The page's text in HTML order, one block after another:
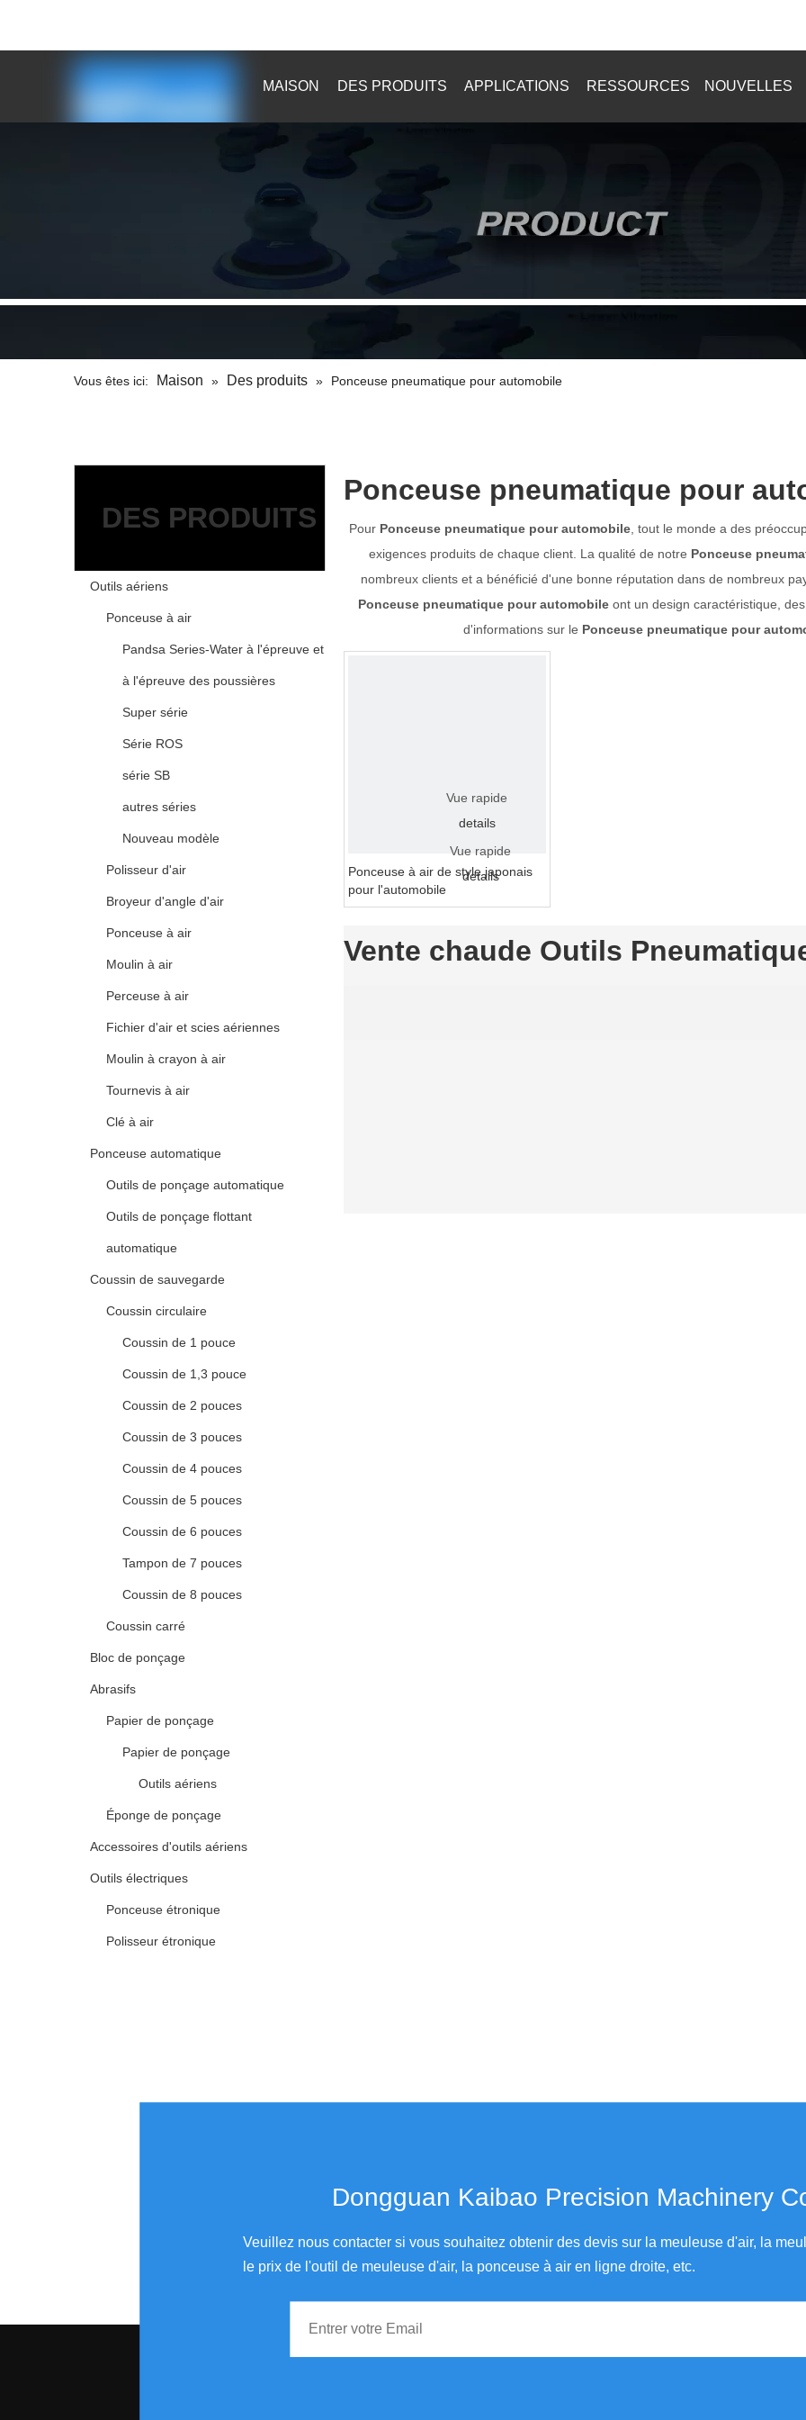
MAISON DES PRODUITS APPLICATIONS RESSOURCES NOUVELLES
Vous êtes ici: Maison » Des produits » Ponceuse pneumatique pour automobile
DES PRODUITS
Outils aériens
Ponceuse à air
Pandsa Series-Water à l'épreuve et
à l'épreuve des poussières
Super série
Série ROS
série SB
autres séries
Nouveau modèle
Polisseur d'air
Broyeur d'angle d'air
Ponceuse à air
Moulin à air
Perceuse à air
Fichier d'air et scies aériennes
Moulin à crayon à air
Tournevis à air
Clé à air
Ponceuse automatique
Outils de ponçage automatique
Outils de ponçage flottant
automatique
Coussin de sauvegarde
Coussin circulaire
Coussin de 1 pouce
Coussin de 1,3 pouce
Coussin de 2 pouces
Coussin de 3 pouces
Coussin de 4 pouces
Coussin de 5 pouces
Coussin de 6 pouces
Tampon de 7 pouces
Coussin de 8 pouces
Coussin carré
Bloc de ponçage
Abrasifs
Papier de ponçage
Papier de ponçage
Outils aériens
Éponge de ponçage
Accessoires d'outils aériens
Outils électriques
Ponceuse étronique
Polisseur étronique
Ponceuse pneumatique pour
Pour Ponceuse pneumatique pour automobile, tout le monde a des
exigences produits de chaque client. La qualité de notre Ponceuse
nombreux clients et a bénéficié d'une bonne réputation dans de nombreux
Ponceuse pneumatique pour automobile ont un design caractéristique,
d'informations sur le Ponceuse pneumatique pour
Vue rapide
details
Vue rapide
details
Ponceuse à air de style japonais
pour l'automobile
Vente chaude Outils
Dongguan Kaibao Precision Machinery
Veuillez nous contacter si vous souhaitez obtenir des devis sur la meuleuse d'air, la
le prix de l'outil de meuleuse d'air, la ponceuse à air en ligne droite, etc.